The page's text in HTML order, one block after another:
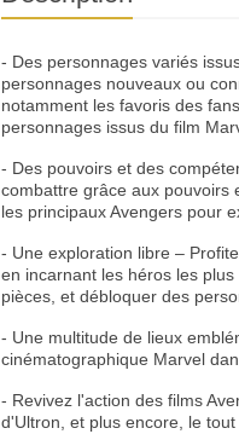
- Des personnages variés
personnages nouveaux ou
notamment les favoris des
personnages issus du film
- Des pouvoirs et des
combattre grâce aux pouvoirs
les principaux Avengers pour
- Une exploration libre –
en incarnant les héros les
pièces, et débloquer des
- Une multitude de lieux
cinématographique Marvel
- Revivez l'action des films
d'Ultron, et plus encore, le